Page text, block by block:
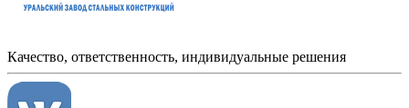
Качество, ответственность, индивидуальные решения